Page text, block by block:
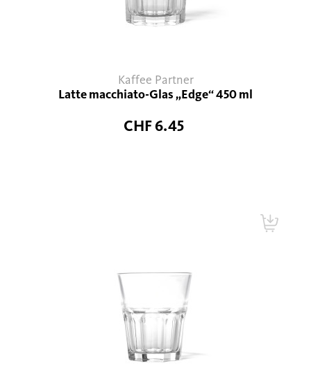
Kaffee Partner
Latte macchiato-Glas „Edge“ 450 ml
CHF 6.45